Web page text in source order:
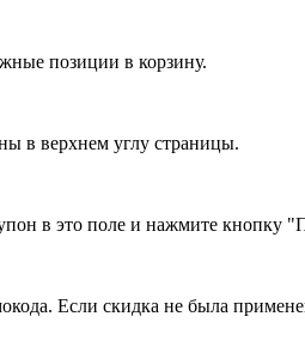
позиции в корзину.
в верхнем углу страницы.
в это поле и нажмите кнопку
Если скидка не была